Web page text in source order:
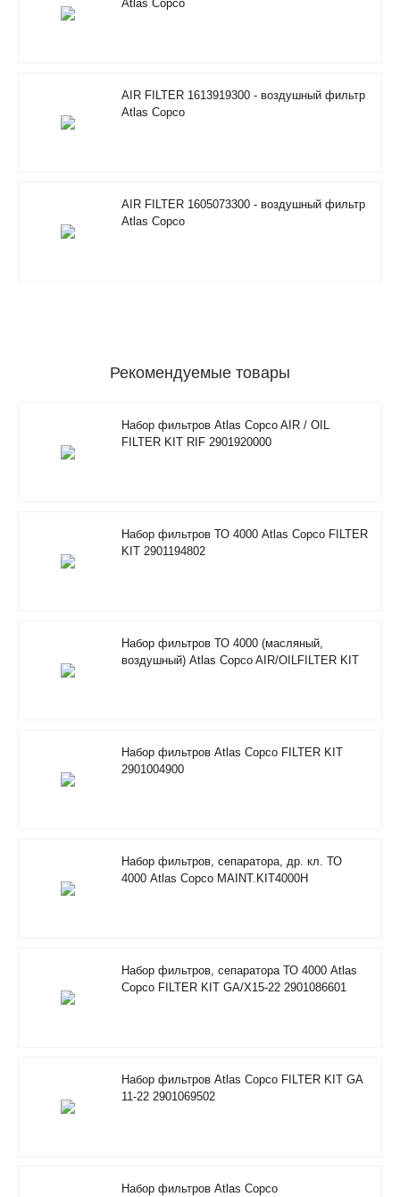
Atlas Copco
AIR FILTER 1613919300 - воздушный фильтр
Atlas Copco
AIR FILTER 1605073300 - воздушный фильтр
Atlas Copco
Рекомендуемые товары
Набор фильтров Atlas Copco AIR / OIL
FILTER KIT RIF 2901920000
Набор фильтров ТО 4000 Atlas Copco FILTER
KIT 2901194802
Набор фильтров ТО 4000 (масляный,
воздушный) Atlas Copco AIR/OILFILTER KIT
Набор фильтров Atlas Copco FILTER KIT
2901004900
Набор фильтров, сепаратора, др. кл. ТО
4000 Atlas Copco MAINT.KIT4000H
Набор фильтров, сепаратора ТО 4000 Atlas
Copco FILTER KIT GA/X15-22 2901086601
Набор фильтров Atlas Copco FILTER KIT GA
11-22 2901069502
Набор фильтров Atlas Copco